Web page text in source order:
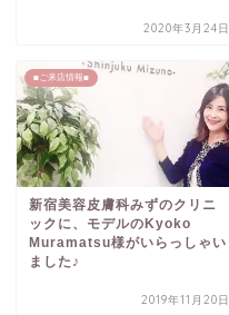
2020年3月24日
■ご来店情報■
新宿美容皮膚科みずのクリニ
ックに、モデルのKyoko
Muramatsu様がいらっしゃい
ました♪
2019年11月20日